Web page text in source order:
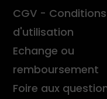
CGV - Conditions
d'utilisation
Echange ou
remboursement
Foire aux